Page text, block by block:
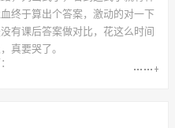
终于算出个答案，激动的对一下
有课后答案做对比，花这么时间
真要哭了。